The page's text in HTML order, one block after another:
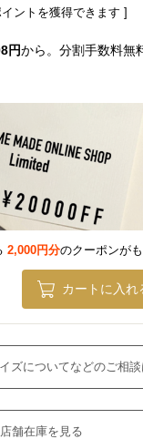
ントを獲得できます ]
円から。分割手数料無
2,000円分のクーポンが
カートに入れ
ズについてなどのご相談
店舗在庫を見る